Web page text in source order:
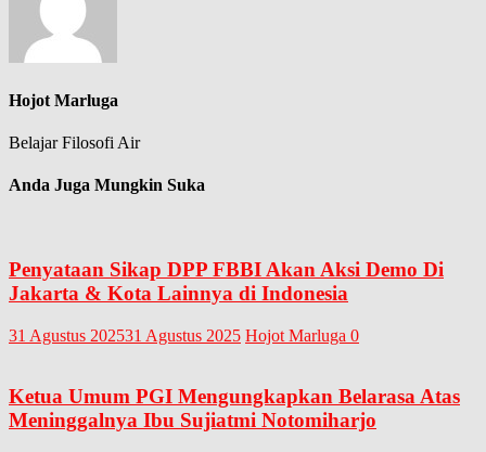
Hojot Marluga
Belajar Filosofi Air
Anda Juga Mungkin Suka
Penyataan Sikap DPP FBBI Akan Aksi Demo Di
Jakarta & Kota Lainnya di Indonesia
31 Agustus 202531 Agustus 2025 Hojot Marluga 0
Ketua Umum PGI Mengungkapkan Belarasa Atas
Meninggalnya Ibu Sujiatmi Notomiharjo